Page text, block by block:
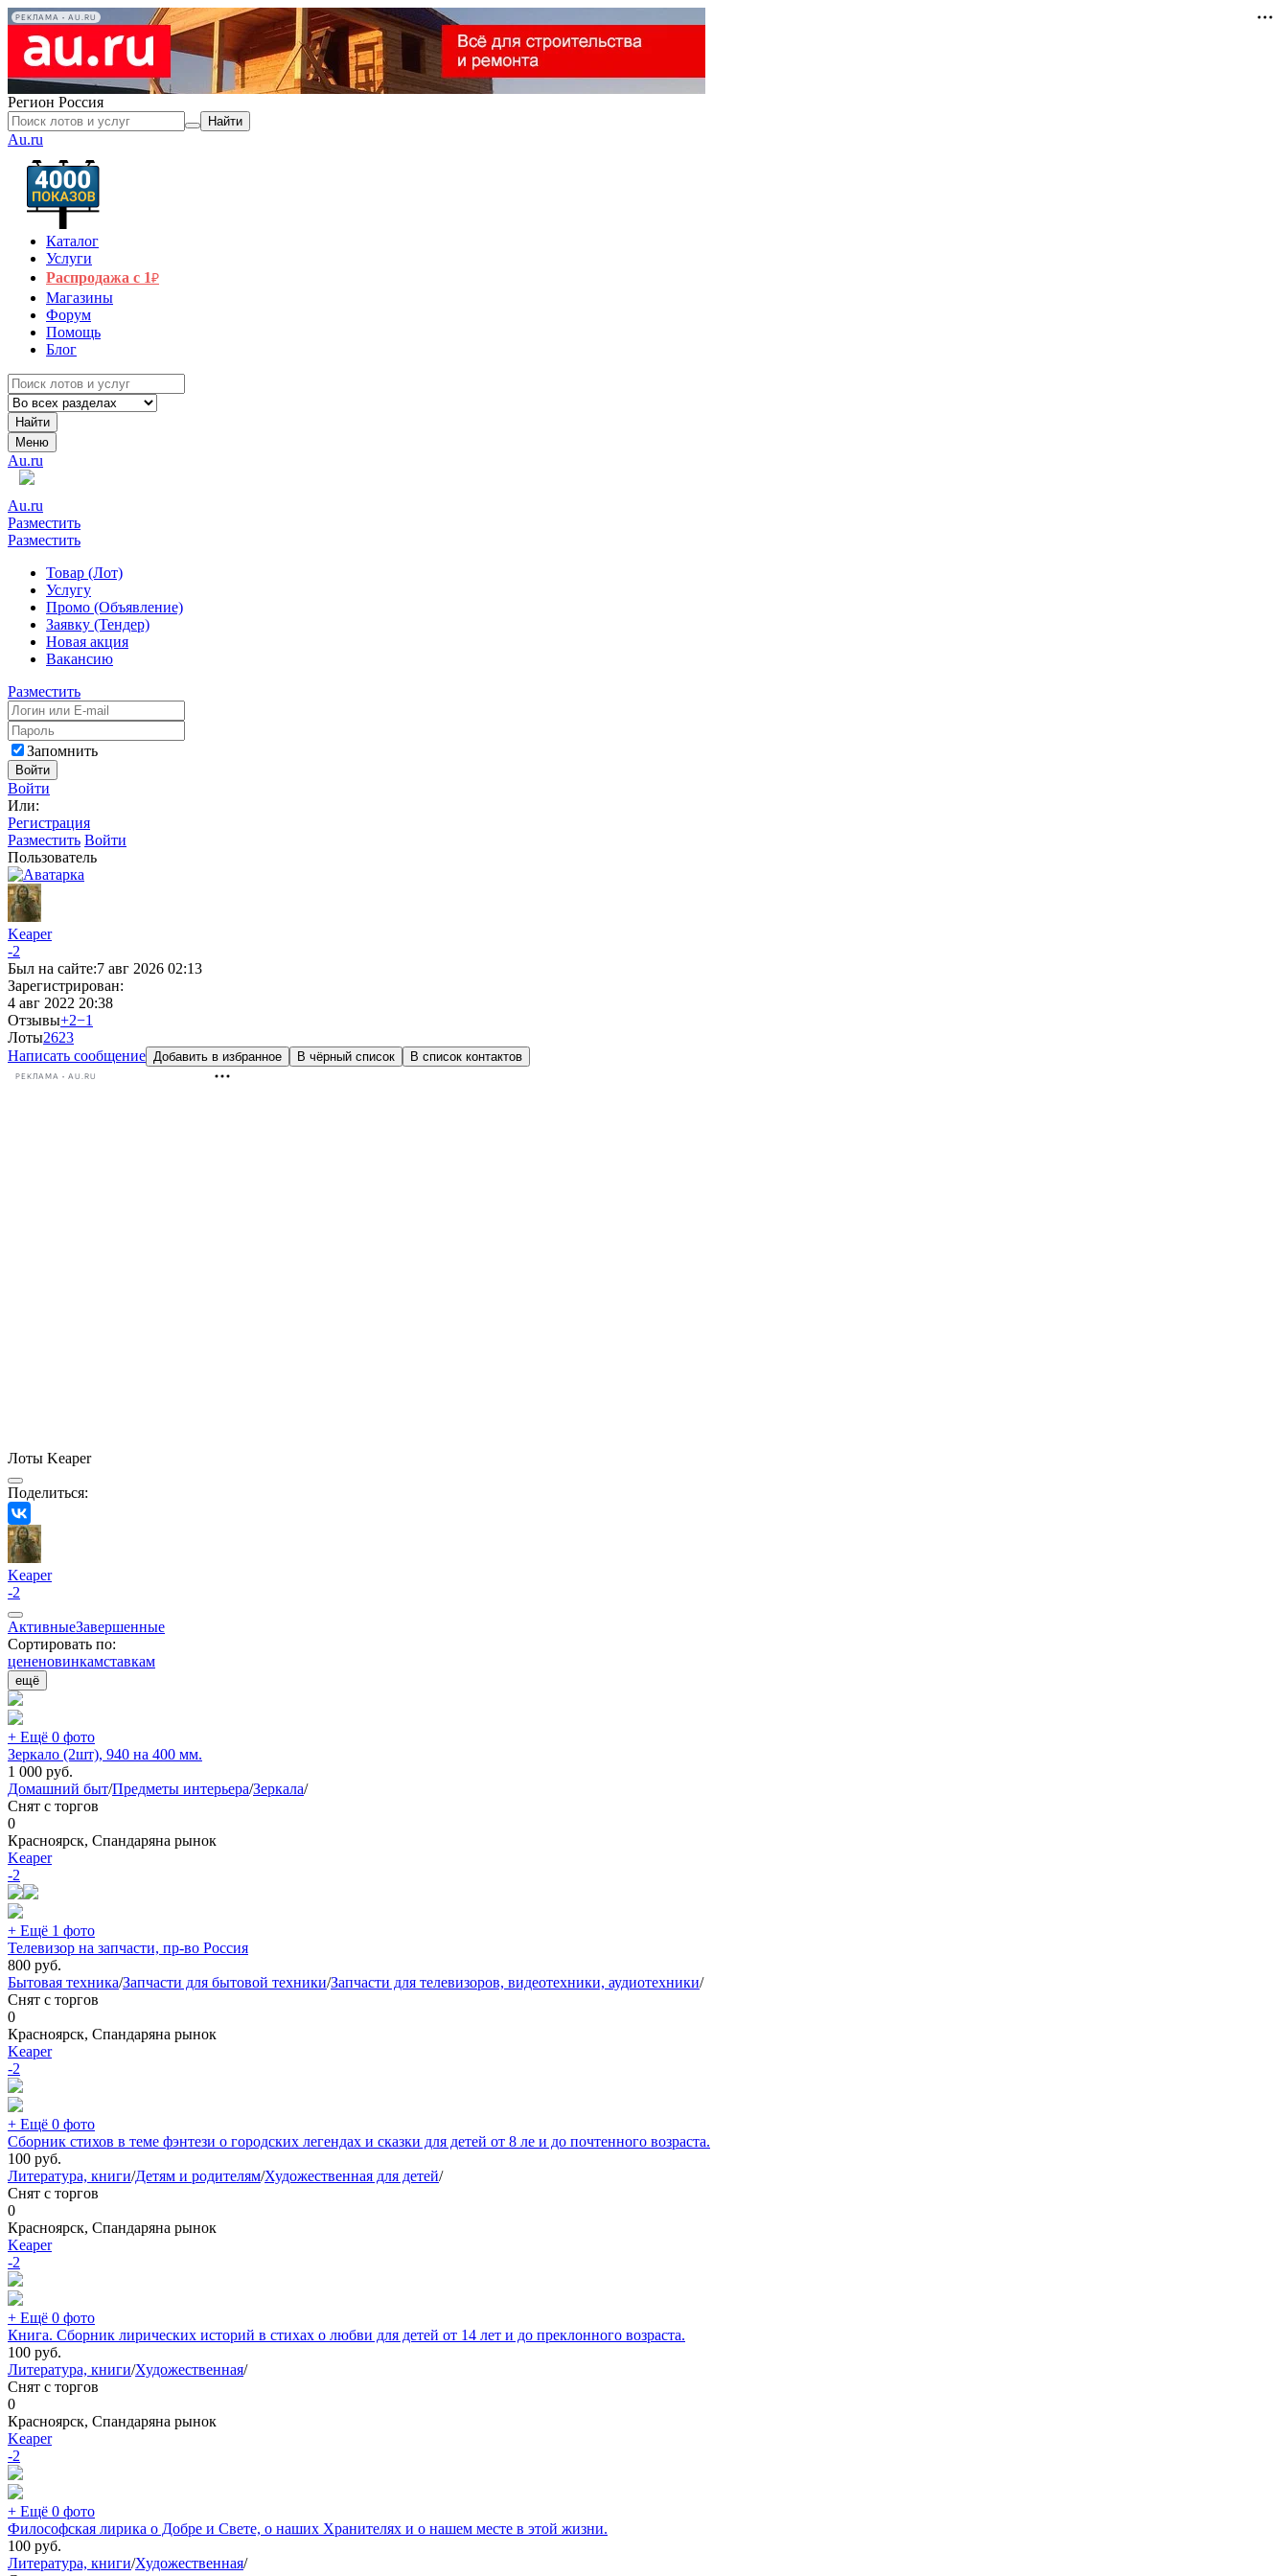
РЕКЛАМА • AU.RU
Регион Россия
Найти
Au.ru
Каталог
Услуги
Распродажа с 1₽
Магазины
Форум
Помощь
Блог
Найти
Меню
Au.ru
Au.ru
Разместить
Разместить
Товар (Лот)
Услугу
Промо (Объявление)
Заявку (Тендер)
Новая акция
Вакансию
Разместить
Запомнить
Войти
Войти
Или:
Регистрация
Разместить Войти
Пользователь
Keaper
-2
Был на сайте:7 авг 2026 02:13
Зарегистрирован:
4 авг 2022 20:38
Отзывы+2−1
Лоты2623
Написать сообщение Добавить в избранное В чёрный список В список контактов
РЕКЛАМА • AU.RU
Лоты Keaper
Поделиться:
Keaper
-2
АктивныеЗавершенные
Сортировать по:
цененовинкамставкам
ещё
+ Ещё 0 фото
Зеркало (2шт), 940 на 400 мм.
1 000 руб.
Домашний быт/Предметы интерьера/Зеркала/
Снят с торгов
0
Красноярск, Спандаряна рынок
Keaper
-2
+ Ещё 1 фото
Телевизор на запчасти, пр-во Россия
800 руб.
Бытовая техника/Запчасти для бытовой техники/Запчасти для телевизоров, видеотехники, аудиотехники/
Снят с торгов
0
Красноярск, Спандаряна рынок
Keaper
-2
+ Ещё 0 фото
Сборник стихов в теме фэнтези о городских легендах и сказки для детей от 8 ле и до почтенного возраста.
100 руб.
Литература, книги/Детям и родителям/Художественная для детей/
Снят с торгов
0
Красноярск, Спандаряна рынок
Keaper
-2
+ Ещё 0 фото
Книга. Сборник лирических историй в стихах о любви для детей от 14 лет и до преклонного возраста.
100 руб.
Литература, книги/Художественная/
Снят с торгов
0
Красноярск, Спандаряна рынок
Keaper
-2
+ Ещё 0 фото
Философская лирика о Добре и Свете, о наших Хранителях и о нашем месте в этой жизни.
100 руб.
Литература, книги/Художественная/